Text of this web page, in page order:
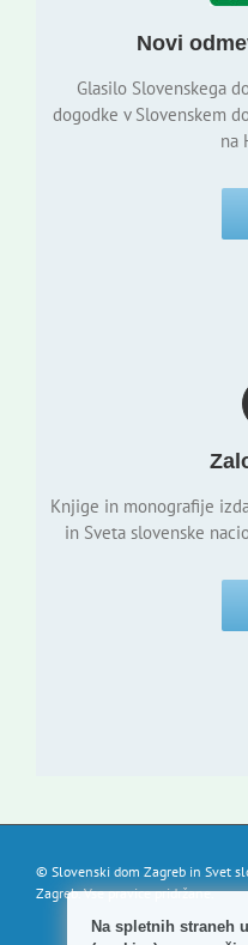
Novi
Glasilo Slovenskega
dogodke v Slovenskem
na
Knjige in monografije
in Sveta slovenske
© Slovenski dom Zagreb in Svet
Zagreb. Vse pravice pridržane.
Na spletnih straneh